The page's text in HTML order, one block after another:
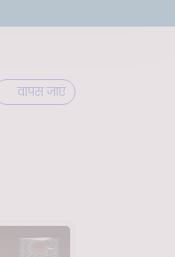
वापस जाएं